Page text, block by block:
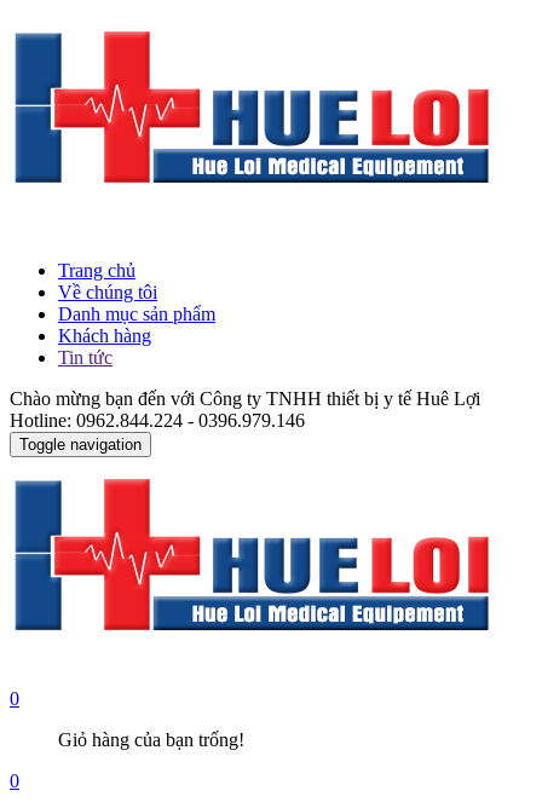
Trang chủ
Về chúng tôi
Danh mục sản phẩm
Khách hàng
Tin tức
Chào mừng bạn đến với Công ty TNHH thiết bị y tế Huê Lợi
Hotline: 0962.844.224 - 0396.979.146
Toggle navigation
0
Giỏ hàng của bạn trống!
0